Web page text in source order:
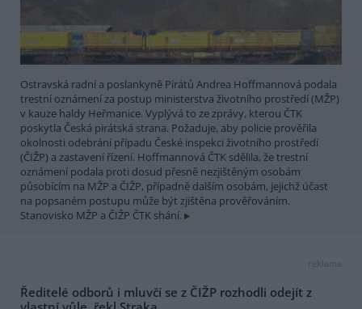
Ostravská radní a poslankyně Pirátů Andrea Hoffmannová podala
trestní oznámení za postup ministerstva životního prostředí (MŽP)
v kauze haldy Heřmanice. Vyplývá to ze zprávy, kterou ČTK
poskytla Česká pirátská strana. Požaduje, aby policie prověřila
okolnosti odebrání případu České inspekci životního prostředí
(ČIŽP) a zastavení řízení. Hoffmannová ČTK sdělila, že trestní
oznámení podala proti dosud přesně nezjištěným osobám
působícím na MŽP a ČIŽP, případně dalším osobám, jejichž účast
na popsaném postupu může být zjištěna prověřováním.
Stanovisko MŽP a ČIŽP ČTK shání.
reklama
Ředitelé odborů i mluvčí se z ČIŽP rozhodli odejít z